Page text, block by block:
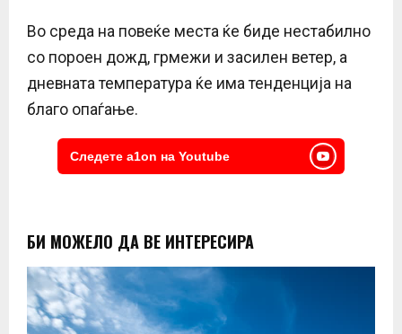
Во среда на повеќе места ќе биде нестабилно
со пороен дожд, грмежи и засилен ветер, а
дневната температура ќе има тенденција на
благо опаѓање.
Следете a1on на Youtube
БИ МОЖЕЛО ДА ВЕ ИНТЕРЕСИРА